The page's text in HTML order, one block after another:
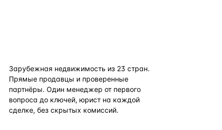
Зарубежная недвижимость из 23 стран.
Прямые продавцы и проверенные
партнёры. Один менеджер от первого
вопроса до ключей, юрист на каждой
сделке, без скрытых комиссий.